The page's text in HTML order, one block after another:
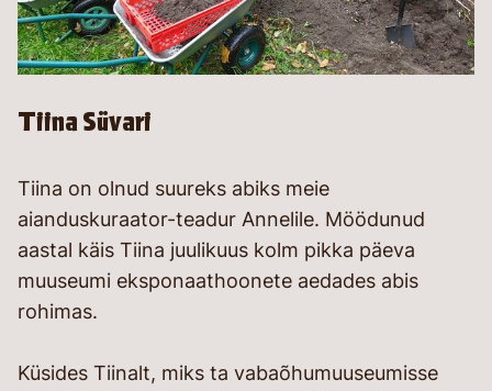
Tiina Süvari
Tiina on olnud suureks abiks meie
aianduskuraator-teadur Annelile. Möödunud
aastal käis Tiina juulikuus kolm pikka päeva
muuseumi eksponaathoonete aedades abis
rohimas.
Küsides Tiinalt, miks ta vabaõhumuuseumisse